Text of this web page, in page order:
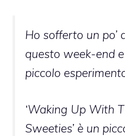
Ho sofferto un po’
questo week-end
piccolo
‘Waking Up With
Sweeties’ è un